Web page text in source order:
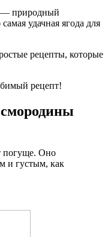
— природный
удачная ягода для
рецепты, которые
рецепт!
смородины
погуще. Оно
и густым, как